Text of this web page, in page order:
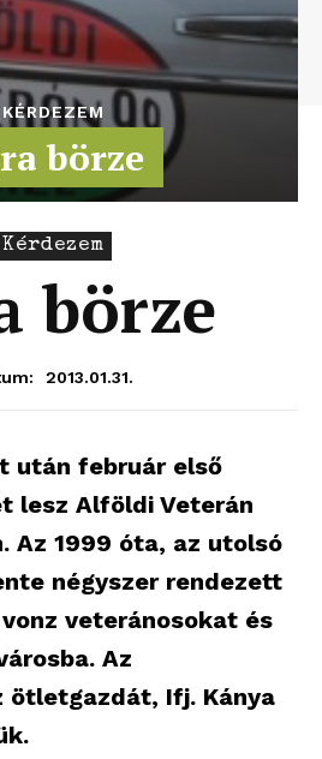
KÉRDEZEM
börze
Kérdezem
börze
2013.01.31.
után február első
lesz Alföldi Veterán
Az 1999 óta, az utolsó
négyszer rendezett
veteránosokat és
Az
ötletgazdát, Ifj. Kánya